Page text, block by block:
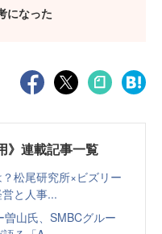
になった
》連載記事一覧
松尾研究所×ビズリー
と人事...
山氏、SMBCグルー